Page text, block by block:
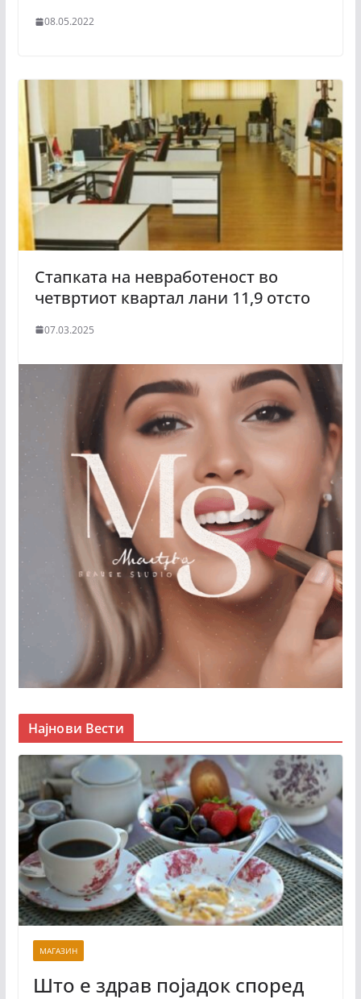
08.05.2022
Стапката на невработеност во
четвртиот квартал лани 11,9 отсто
07.03.2025
Најнови Вести
МАГАЗИН
Што е здрав појадок според